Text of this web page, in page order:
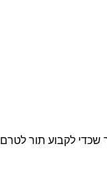
שכדי לקבוע תור לטרם